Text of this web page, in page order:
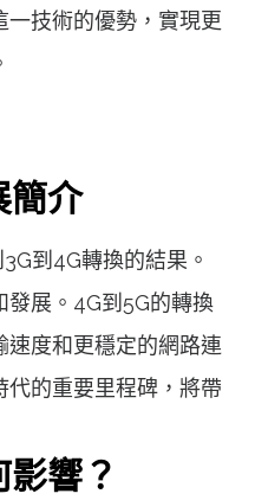
一技術的優勢，實現更
簡介
到4G轉換的結果。
發展。4G到5G的轉換
速度和更穩定的網路連
的重要里程碑，將帶
響？